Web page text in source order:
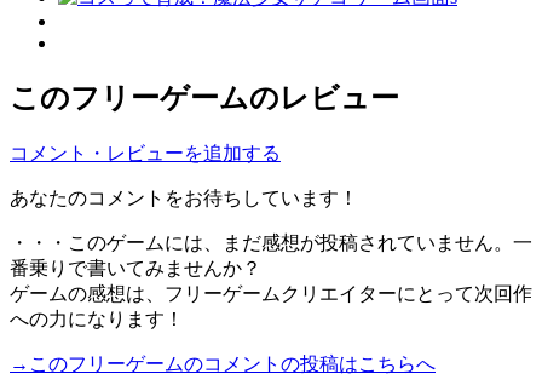
このフリーゲームのレビュー
コメント・レビューを追加する
あなたのコメントをお待ちしています！
・・・このゲームには、まだ感想が投稿されていません。一
番乗りで書いてみませんか？
ゲームの感想は、フリーゲームクリエイターにとって次回作
への力になります！
→このフリーゲームのコメントの投稿はこちらへ